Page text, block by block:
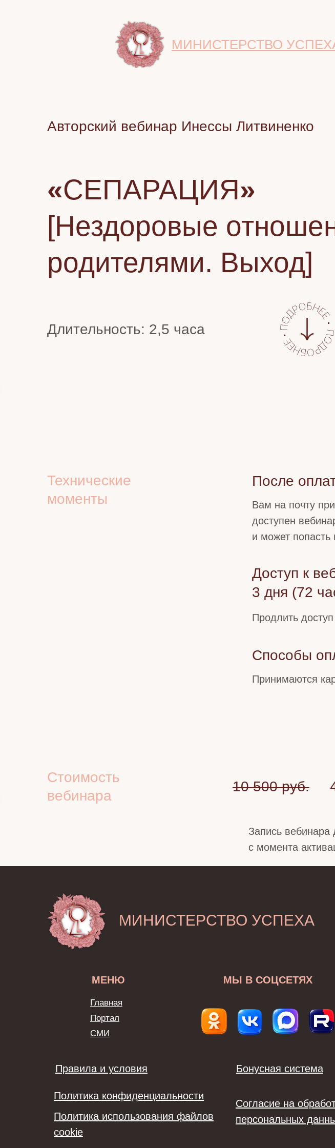
МИНИСТЕРСТВО
«СЕПАРАЦИЯ»
[Нездоровые
родителями. Выход]
Длительность: 2,5 часа
Авторский вебинар Инессы Литвиненко
Технические
моменты
Вам на почту
доступен
и может попасть
После
Доступ к
3 дня (72
Способы
Принимаются
Продлить
Стоимость
вебинара
10 500 руб.
Запись вебинара
с момента
МЫ В СОЦСЕТЯХ
МЕНЮ
Политика конфиденциальности
Политика использования файлов
cookie
Согласие на
персональных
Правила и условия Бонусная система
Главная
Портал
СМИ
МИНИСТЕРСТВО УСПЕХА